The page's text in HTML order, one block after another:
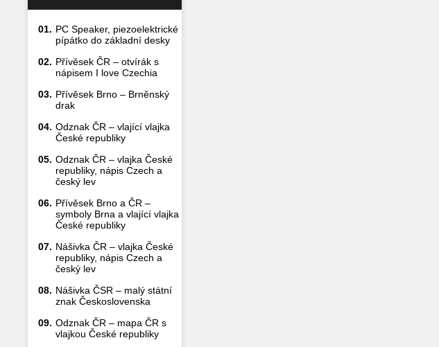
01. PC Speaker, piezoelektrické
pípátko do základní desky
02. Přívěsek ČR – otvírák s
nápisem I love Czechia
03. Přívěsek Brno – Brněnský
drak
04. Odznak ČR – vlající vlajka
České republiky
05. Odznak ČR – vlajka České
republiky, nápis Czech a
český lev
06. Přívěsek Brno a ČR –
symboly Brna a vlající vlajka
České republiky
07. Nášivka ČR – vlajka České
republiky, nápis Czech a
český lev
08. Nášivka ČSR – malý státní
znak Československa
09. Odznak ČR – mapa ČR s
vlajkou České republiky